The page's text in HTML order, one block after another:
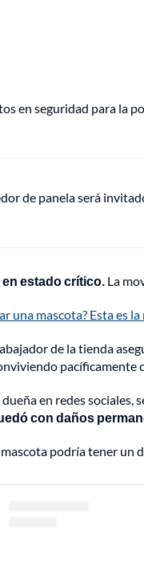
en seguridad para la
de panela será
estado crítico. La
una mascota? Esta es
de la tienda
en redes sociales,
con daños
podría tener un